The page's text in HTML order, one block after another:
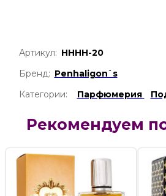
Артикул: НННН-20
Бренд: Penhaligon`s
Категории:
Парфюмерия
Рекомендуем